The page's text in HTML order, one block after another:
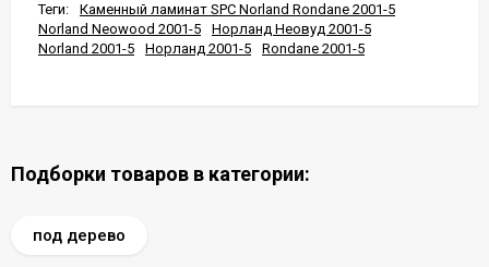
Теги:
Каменный ламинат SPC Norland Rondane 2001-5
Norland Neowood 2001-5
Норланд Неовуд 2001-5
Norland 2001-5
Норланд 2001-5 Rondane 2001-5
Подборки товаров в категории:
под дерево